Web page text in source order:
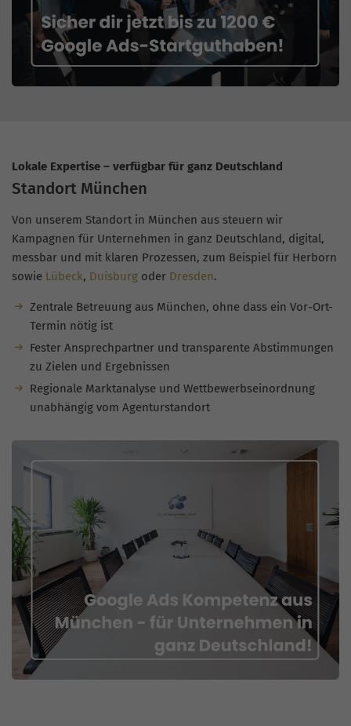
Lokale Expertise – verfügbar für ganz Deutschland
Standort München
Von unserem Standort in München aus steuern wir
Kampagnen für Unternehmen in ganz Deutschland, digital,
messbar und mit klaren Prozessen, zum Beispiel für Herborn
sowie Lübeck, Duisburg oder Dresden.
Zentrale Betreuung aus München, ohne dass ein Vor-Ort-
Termin nötig ist
Fester Ansprechpartner und transparente Abstimmungen
zu Zielen und Ergebnissen
Regionale Marktanalyse und Wettbewerbseinordnung
unabhängig vom Agenturstandort